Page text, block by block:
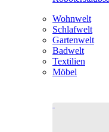
Wohnwelt
Schlafwelt
Gartenwelt
Badwelt
Textilien
Möbel